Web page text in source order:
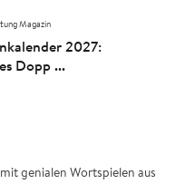
Magazin
2027:
Dopp ...
genialen Wortspielen aus